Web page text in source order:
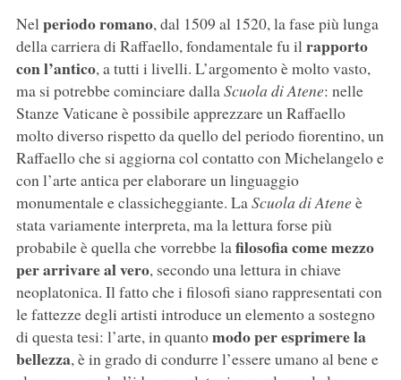
Nelperiodo romano, dal 1509 al 1520, la fase più lunga
della carriera di Raffaello, fondamentale fu ilrapporto
con l’antico, a tutti i livelli. L’argomento è molto vasto,
ma si potrebbe cominciare dallaScuola di Atene: nelle
Stanze Vaticane è possibile apprezzare un Raffaello
molto diverso rispetto da quello del periodo fiorentino, un
Raffaello che si aggiorna col contatto con Michelangelo e
con l’arte antica per elaborare un linguaggio
monumentale e classicheggiante. LaScuola di Ateneè
stata variamente interpreta, ma la lettura forse più
probabile è quella che vorrebbe lafilosofia come mezzo
per arrivare al vero, secondo una lettura in chiave
neoplatonica. Il fatto che i filosofi siano rappresentati con
le fattezze degli artisti introduce un elemento a sostegno
di questa tesi: l’arte, in quantomodo per esprimere la
bellezza, è in grado di condurre l’essere umano al bene e